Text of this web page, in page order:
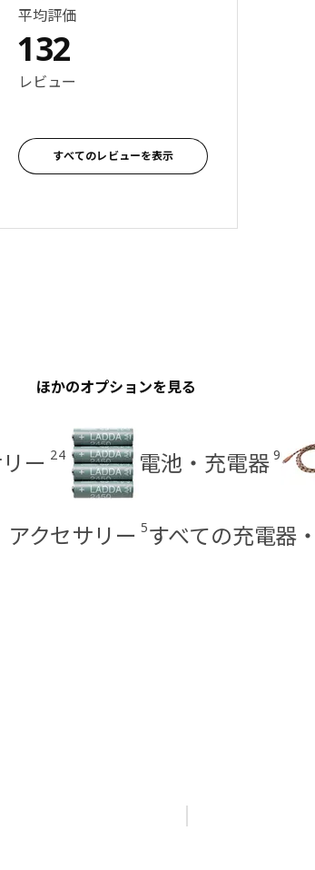
平均評価
132
レビュー
すべてのレビューを表示
ほかのオプションを見る
ー 24 電池・充電器 9
クセサリー 5すべての充電器